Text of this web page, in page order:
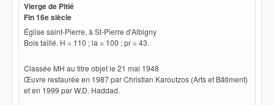
Vierge de Pitié
Fin 16e siècle
Église saint-Pierre, à St-Pierre d'Albigny
Bois taillé. H = 110 ; la = 100 ; pr = 43.
Classée MH au titre objet le 21 mai 1948
Œuvre restaurée en 1987 par Christian Karoutzos (Arts et Bâtiment)
et en 1999 par W.D. Haddad.